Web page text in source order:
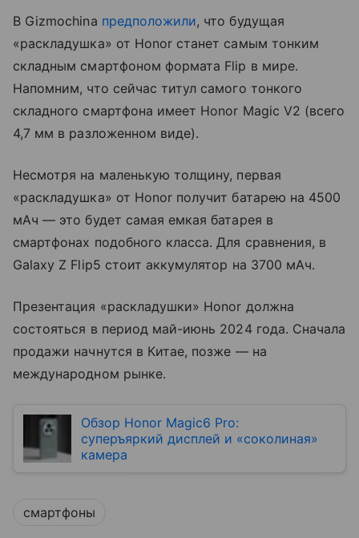
В Gizmochina предположили, что будущая
«раскладушка» от Honor станет самым тонким
складным смартфоном формата Flip в мире.
Напомним, что сейчас титул самого тонкого
складного смартфона имеет Honor Magic V2 (всего
4,7 мм в разложенном виде).
Несмотря на маленькую толщину, первая
«раскладушка» от Honor получит батарею на 4500
мАч — это будет самая емкая батарея в
смартфонах подобного класса. Для сравнения, в
Galaxy Z Flip5 стоит аккумулятор на 3700 мАч.
Презентация «раскладушки» Honor должна
состояться в период май-июнь 2024 года. Сначала
продажи начнутся в Китае, позже — на
международном рынке.
Обзор Honor Magic6 Pro:
суперъяркий дисплей и «соколиная»
камера
смартфоны